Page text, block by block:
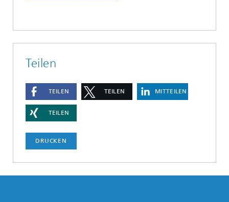
Teilen
TEILEN TEILEN MITTEILEN
TEILEN
DRUCKEN